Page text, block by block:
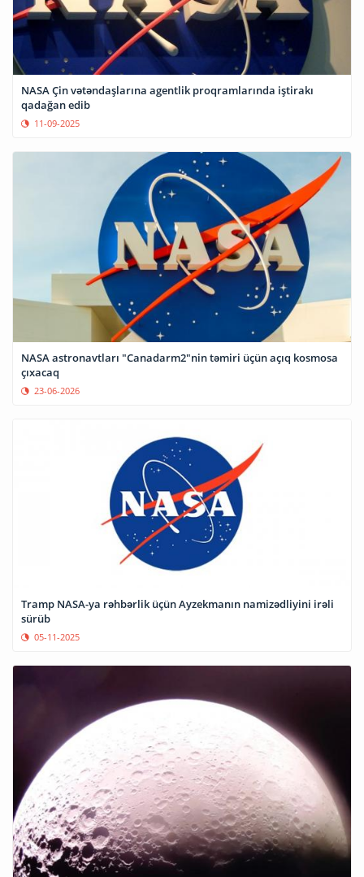
NASA Çin vətəndaşlarına agentlik proqramlarında iştirakı
qadağan edib
11-09-2025
NASA astronavtları "Canadarm2"nin təmiri üçün açıq kosmosa
çıxacaq
23-06-2026
Tramp NASA-ya rəhbərlik üçün Ayzekmanın namizədliyini irəli
sürüb
05-11-2025